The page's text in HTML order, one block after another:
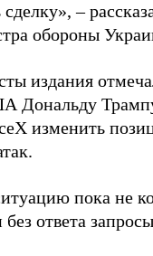
–
обороны
издания
Дональду
изменить
пока не
ответа